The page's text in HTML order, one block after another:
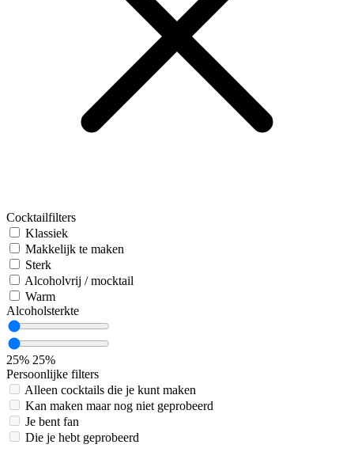
Cocktailfilters
Klassiek
Makkelijk te maken
Sterk
Alcoholvrij / mocktail
Warm
Alcoholsterkte
25% 25%
Persoonlijke filters
Alleen cocktails die je kunt maken
Kan maken maar nog niet geprobeerd
Je bent fan
Die je hebt geprobeerd